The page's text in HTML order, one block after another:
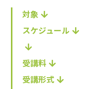
対象
スケジュール
受講料
受講形式